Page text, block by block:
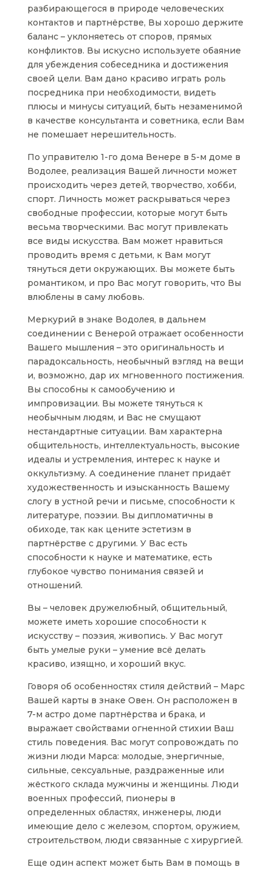
разбирающегося в природе человеческих
контактов и партнёрстве, Вы хорошо держите
баланс – уклоняетесь от споров, прямых
конфликтов. Вы искусно используете обаяние
для убеждения собеседника и достижения
своей цели. Вам дано красиво играть роль
посредника при необходимости, видеть
плюсы и минусы ситуаций, быть незаменимой
в качестве консультанта и советника, если Вам
не помешает нерешительность.
По управителю 1-го дома Венере в 5-м доме в
Водолее, реализация Вашей личности может
происходить через детей, творчество, хобби,
спорт. Личность может раскрываться через
свободные профессии, которые могут быть
весьма творческими. Вас могут привлекать
все виды искусства. Вам может нравиться
проводить время с детьми, к Вам могут
тянуться дети окружающих. Вы можете быть
романтиком, и про Вас могут говорить, что Вы
влюблены в саму любовь.
Меркурий в знаке Водолея, в дальнем
соединении с Венерой отражает особенности
Вашего мышления – это оригинальность и
парадоксальность, необычный взгляд на вещи
и, возможно, дар их мгновенного постижения.
Вы способны к самообучению и
импровизации. Вы можете тянуться к
необычным людям, и Вас не смущают
нестандартные ситуации. Вам характерна
общительность, интеллектуальность, высокие
идеалы и устремления, интерес к науке и
оккультизму. А соединение планет придаёт
художественность и изысканность Вашему
слогу в устной речи и письме, способности к
литературе, поэзии. Вы дипломатичны в
обиходе, так как цените эстетизм в
партнёрстве с другими. У Вас есть
способности к науке и математике, есть
глубокое чувство понимания связей и
отношений.
Вы – человек дружелюбный, общительный,
можете иметь хорошие способности к
искусству – поэзия, живопись. У Вас могут
быть умелые руки – умение всё делать
красиво, изящно, и хороший вкус.
Говоря об особенностях стиля действий – Марс
Вашей карты в знаке Овен. Он расположен в
7-м астро доме партнёрства и брака, и
выражает свойствами огненной стихии Ваш
стиль поведения. Вас могут сопровождать по
жизни люди Марса: молодые, энергичные,
сильные, сексуальные, раздраженные или
жёсткого склада мужчины и женщины. Люди
военных профессий, пионеры в
определенных областях, инженеры, люди
имеющие дело с железом, спортом, оружием,
строительством, люди связанные с хирургией.
Еще один аспект может быть Вам в помощь в